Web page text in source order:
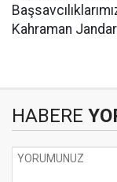
Kahraman
HABERE